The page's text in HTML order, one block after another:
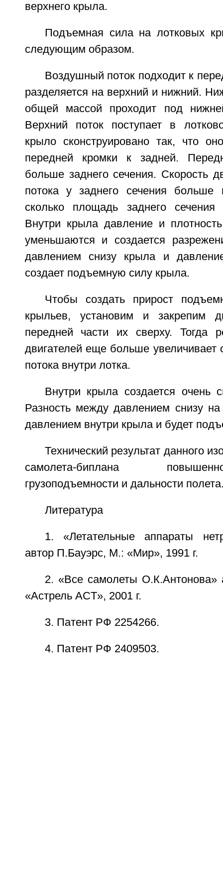
верхнего крыла.
Подъемная сила на лотковых
следующим образом.
Воздушный поток подходит к
разделяется на верхний и нижний.
общей массой проходит под
Верхний поток поступает в
крыло сконструировано так, что
передней кромки к задней.
больше заднего сечения. Скорость
потока у заднего сечения больше
сколько площадь заднего
Внутри крыла давление и
уменьшаются и создается
давлением снизу крыла и
создает подъемную силу крыла.
Чтобы создать прирост
крыльев, установим и закрепим
передней части их сверху. Тогда
двигателей еще больше увеличивает
потока внутри лотка.
Внутри крыла создается очень
Разность между давлением снизу
давлением внутри крыла и будет
Технический результат данного
самолета-биплана
грузоподъемности и дальности
Литература
1. «Летательные аппараты
автор П.Бауэрс, М.: «Мир», 1991 г.
2. «Все самолеты О.К.Антонова»
«Астрель ACT», 2001 г.
3. Патент РФ 2254266.
4. Патент РФ 2409503.